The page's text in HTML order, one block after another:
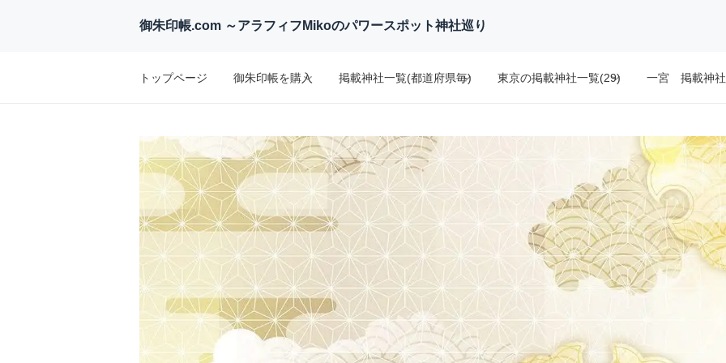
御朱印帳.com ～アラフィフMikoのパワースポット神社巡り
トップページ 御朱印帳を購入 掲載神社一覧(都道府県毎) 東京の掲載神社一覧(29) 一宮 掲載神